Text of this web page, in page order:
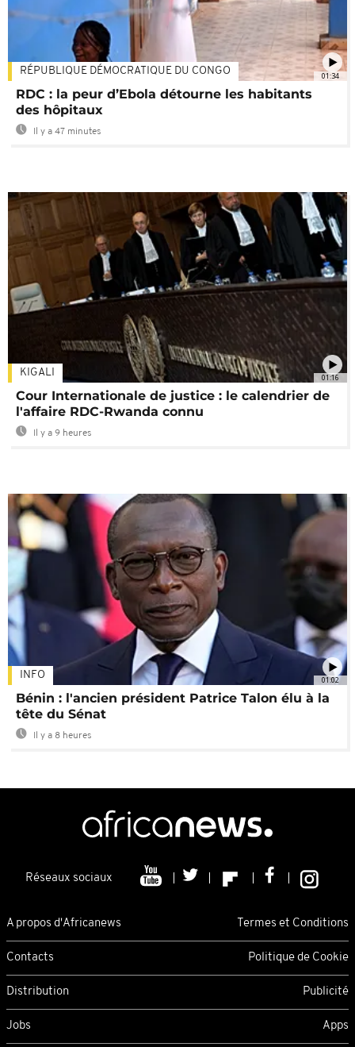
01:34
RÉPUBLIQUE DÉMOCRATIQUE DU CONGO
RDC : la peur d’Ebola détourne les habitants
des hôpitaux
Il y a 47 minutes
01:16
KIGALI
Cour Internationale de justice : le calendrier de
l'affaire RDC-Rwanda connu
Il y a 9 heures
01:02
INFO
Bénin : l'ancien président Patrice Talon élu à la
tête du Sénat
Il y a 8 heures
Réseaux sociaux
A propos d'Africanews Termes et Conditions
Contacts Politique de Cookie
Distribution Publicité
Jobs Apps